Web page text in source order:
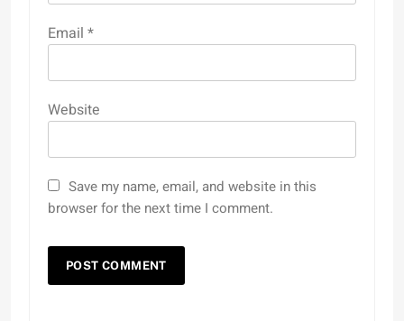
Email *
Website
Save my name, email, and website in this
browser for the next time I comment.